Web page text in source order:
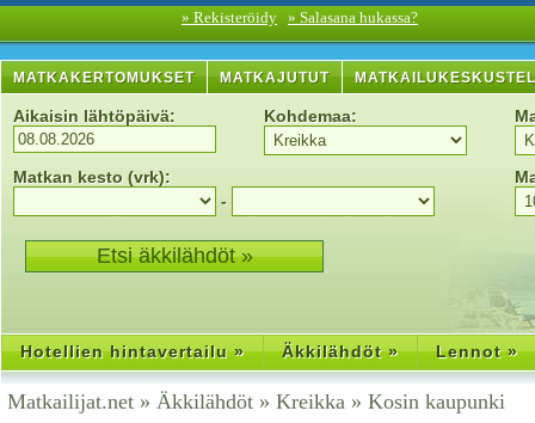
» Rekisteröidy » Salasana hukassa?
MATKAKERTOMUKSET MATKAJUTUT
Aikaisin lähtöpäivä: Kohdemaa:
Matkan kesto (vrk):
-
Hotellien hintavertailu » Äkkilähdöt » Lennot »
Matkailijat.net » Äkkilähdöt » Kreikka » Kosin kaupunki